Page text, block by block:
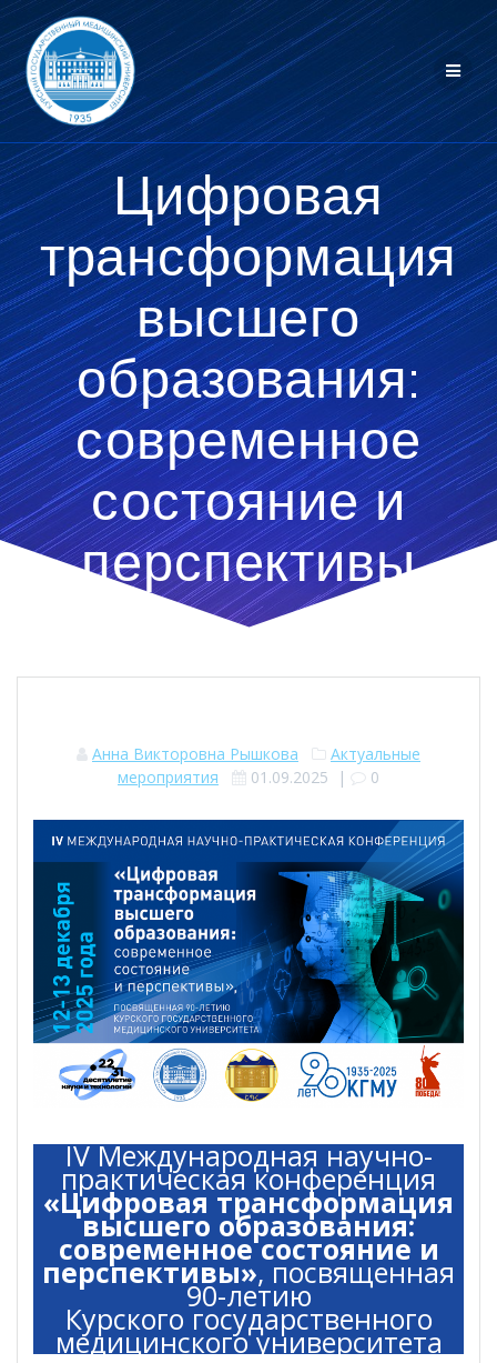
Перейти
к
контенту
Цифровая
трансформация
высшего
образования:
современное
состояние и
перспективы
Анна Викторовна Рышкова
Актуальные
мероприятия
01.09.2025 | 0
IV Международная научно-
практическая конференция
«Цифровая трансформация
высшего образования:
современное состояние и
перспективы», посвященная
90-летию
Курского государственного
медицинского университета